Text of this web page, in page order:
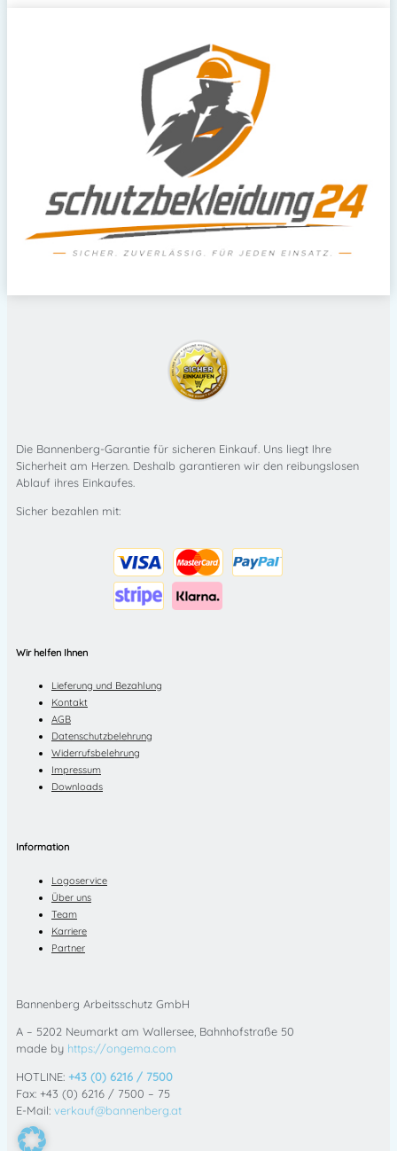
Die Bannenberg-Garantie für sicheren Einkauf. Uns liegt Ihre
Sicherheit am Herzen. Deshalb garantieren wir den reibungslosen
Ablauf ihres Einkaufes.
Sicher bezahlen mit:
Wir helfen Ihnen
Lieferung und Bezahlung
Kontakt
AGB
Datenschutzbelehrung
Widerrufsbelehrung
Impressum
Downloads
Information
Logoservice
Über uns
Team
Karriere
Partner
Bannenberg Arbeitsschutz GmbH
A – 5202 Neumarkt am Wallersee, Bahnhofstraße 50
made by https://ongema.com
HOTLINE: +43 (0) 6216 / 7500
Fax: +43 (0) 6216 / 7500 – 75
E-Mail: verkauf@bannenberg.at